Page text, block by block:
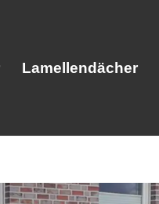
Lamellendächer